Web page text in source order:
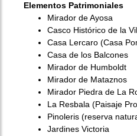
Elementos Patrimoniales
Mirador de Ayosa
Casco Histórico de la
Casa Lercaro (Casa
Casa de los Balcones
Mirador de Humboldt
Mirador de Mataznos
Mirador Piedra de La
La Resbala (Paisaje
Pinoleris (reserva
Jardines Victoria